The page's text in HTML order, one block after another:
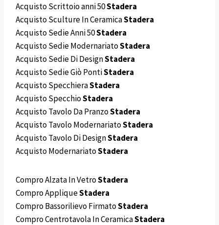
Acquisto Scrittoio anni 50Stadera
Acquisto Sculture In CeramicaStadera
Acquisto Sedie Anni 50Stadera
Acquisto Sedie ModernariatoStadera
Acquisto Sedie Di DesignStadera
Acquisto Sedie Giò PontiStadera
Acquisto SpecchieraStadera
Acquisto SpecchioStadera
Acquisto Tavolo Da PranzoStadera
Acquisto Tavolo ModernariatoStadera
Acquisto Tavolo Di DesignStadera
Acquisto ModernariatoStadera
Compro Alzata In VetroStadera
Compro AppliqueStadera
Compro Bassorilievo FirmatoStadera
Compro Centrotavola In CeramicaStadera